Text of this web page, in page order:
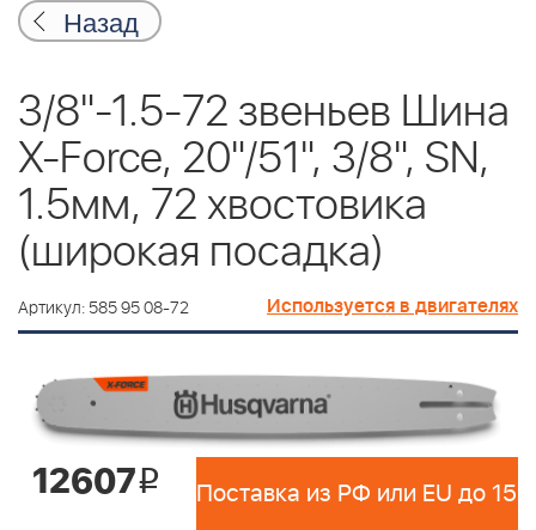
Назад
3/8"-1.5-72 звеньев Шина
X-Force, 20"/51", 3/8", SN,
1.5мм, 72 хвостовика
(широкая посадка)
Артикул: 585 95 08-72 Используется в двигателях
12607i